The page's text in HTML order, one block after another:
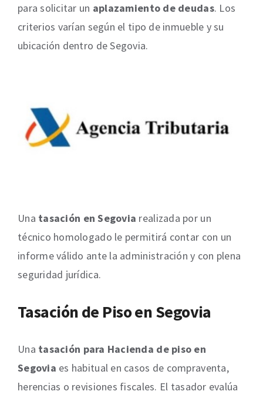
para solicitar un aplazamiento de deudas. Los
criterios varían según el tipo de inmueble y su
ubicación dentro de Segovia.
Una tasación en Segovia realizada por un
técnico homologado le permitirá contar con un
informe válido ante la administración y con plena
seguridad jurídica.
Tasación de Piso en Segovia
Una tasación para Hacienda de piso en
Segovia es habitual en casos de compraventa,
herencias o revisiones fiscales. El tasador evalúa